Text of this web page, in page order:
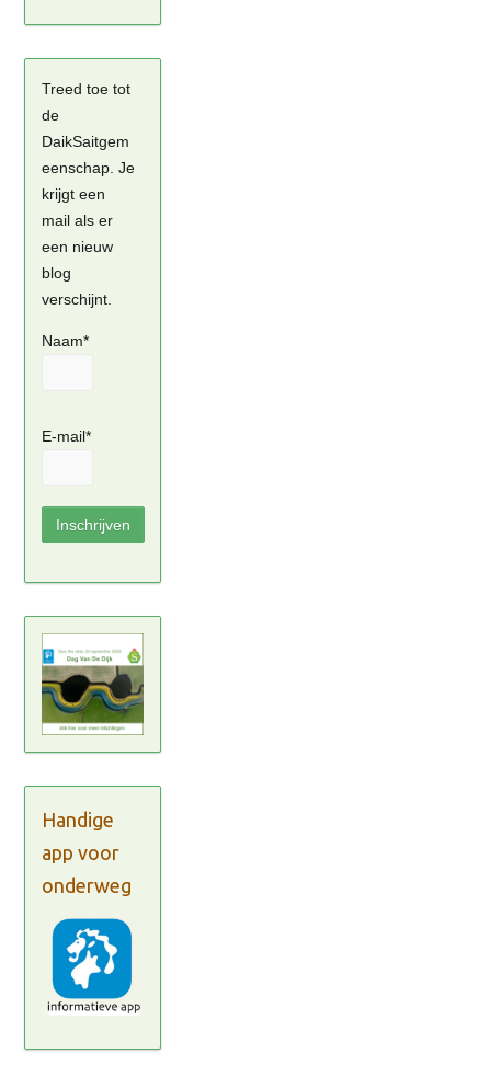
Treed toe tot
de
DaikSaitgem
eenschap. Je
krijgt een
mail als er
een nieuw
blog
verschijnt.
Naam*
E-mail*
Handige
app voor
onderweg